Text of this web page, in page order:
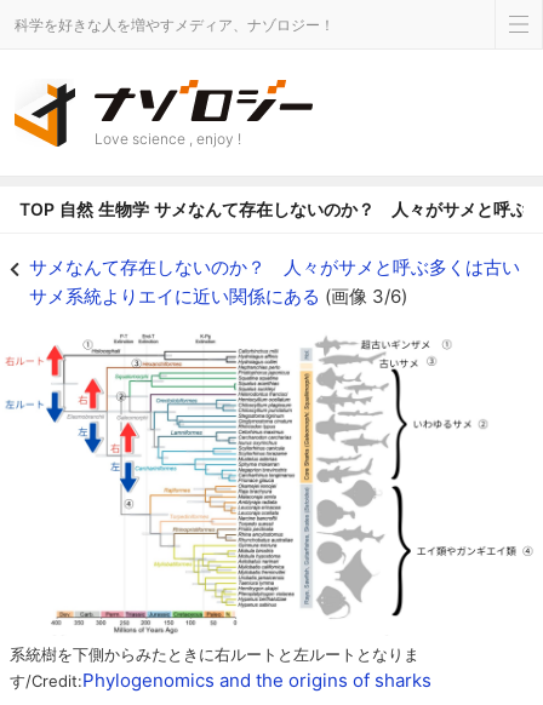
科学を好きな人を増やすメディア、ナゾロジー！
Love science , enjoy !
TOP 自然 生物学 サメなんて存在しないのか？ 人々がサメと呼ぶ
サメなんて存在しないのか？ 人々がサメと呼ぶ多くは古い
サメ系統よりエイに近い関係にある (画像 3/6)
系統樹を下側からみたときに右ルートと左ルートとなりま
す/Credit:Phylogenomics and the origins of sharks